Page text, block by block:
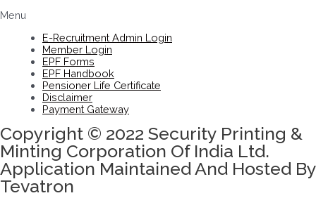
Menu
E-Recruitment Admin Login
Member Login
EPF Forms
EPF Handbook
Pensioner Life Certificate
Disclaimer
Payment Gateway
Copyright © 2022 Security Printing &
Minting Corporation Of India Ltd.
Application Maintained And Hosted By
Tevatron